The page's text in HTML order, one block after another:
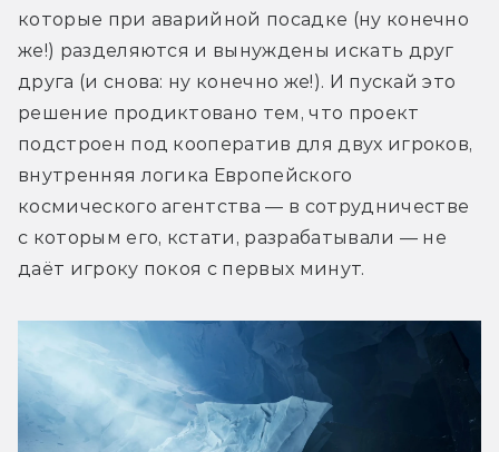
которые при аварийной посадке (ну конечно
же!) разделяются и вынуждены искать друг
друга (и снова: ну конечно же!). И пускай это
решение продиктовано тем, что проект
подстроен под кооператив для двух игроков,
внутренняя логика Европейского
космического агентства — в сотрудничестве
с которым его, кстати, разрабатывали — не
даёт игроку покоя с первых минут.